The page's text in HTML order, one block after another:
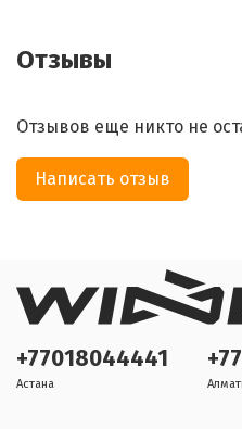
Отзывы
Отзывов еще никто не
Написать отзыв
+77018044441
Астана